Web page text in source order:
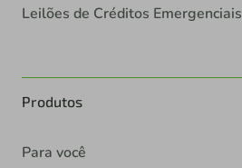
Leilões de Créditos Emergenciais
Produtos
Para você